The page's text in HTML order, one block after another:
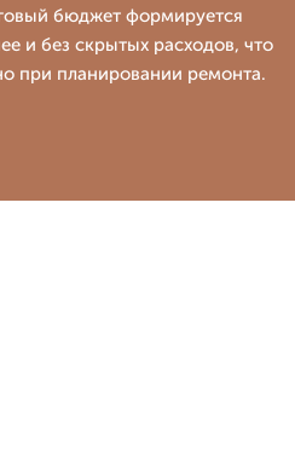
бюджет формируется
и без скрытых расходов, что
при планировании ремонта.